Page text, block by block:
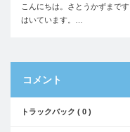
こんにちは。さとうかずまで
はいています。…
コメント
トラックバック ( 0 )